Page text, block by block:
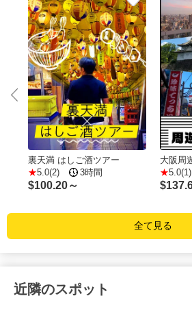
裏天満 はしご酒ツアー
5.0(2)
3時間
$100.20～
大阪周
5.0(1)
$
全て見る
近隣のスポット